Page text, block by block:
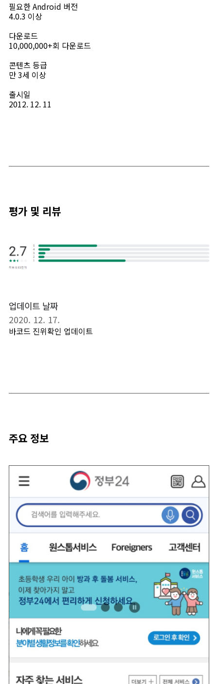
필요한 Android 버전
4.0.3 이상
다운로드
10,000,000+회 다운로드
콘텐츠 등급
만 3세 이상
출시일
2012. 12. 11
평가 및 리뷰
업데이트 날짜
2020. 12. 17.
바코드 진위확인 업데이트
주요 정보